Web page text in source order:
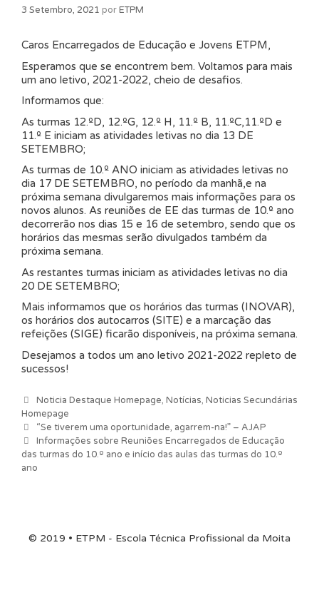
3 Setembro, 2021 porETPM
Caros Encarregados de Educação e Jovens ETPM,
Esperamos que se encontrem bem. Voltamos para mais
um ano letivo, 2021-2022, cheio de desafios.
Informamos que:
As turmas 12.ºD, 12.ºG, 12.º H, 11.º B, 11.ºC,11.ºD e
11.º E iniciam as atividades letivas no dia 13 DE
SETEMBRO;
As turmas de 10.º ANO iniciam as atividades letivas no
dia 17 DE SETEMBRO, no período da manhã,e na
próxima semana divulgaremos mais informações para os
novos alunos. As reuniões de EE das turmas de 10.º ano
decorrerão nos dias 15 e 16 de setembro, sendo que os
horários das mesmas serão divulgados também da
próxima semana.
As restantes turmas iniciam as atividades letivas no dia
20 DE SETEMBRO;
Mais informamos que os horários das turmas (INOVAR),
os horários dos autocarros (SITE) e a marcação das
refeições (SIGE) ficarão disponíveis, na próxima semana.
Desejamos a todos um ano letivo 2021-2022 repleto de
sucessos!
Categorias
Noticia Destaque Homepage, Notícias, Noticias Secundárias
Homepage
Navegação de artigos
“Se tiverem uma oportunidade, agarrem-na!” – AJAP
Informações sobre Reuniões Encarregados de Educação
das turmas do 10.º ano e início das aulas das turmas do 10.º
ano
© 2019 • ETPM - Escola Técnica Profissional da Moita